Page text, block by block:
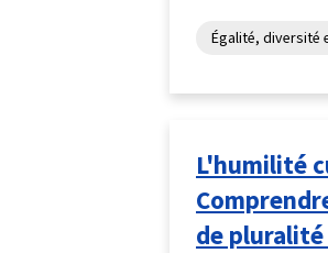
Égalité, diversité
L'humilité
de